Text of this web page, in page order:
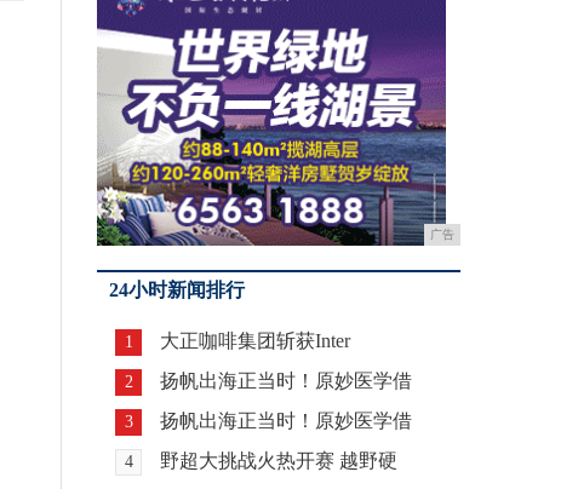
广告
24小时新闻排行
1 大正咖啡集团斩获Inter
2 扬帆出海正当时！原妙医学借
3 扬帆出海正当时！原妙医学借
4 野超大挑战火热开赛 越野硬